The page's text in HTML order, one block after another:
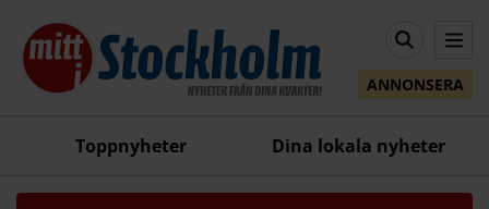
ANNONSERA
Toppnyheter Dina lokala nyheter